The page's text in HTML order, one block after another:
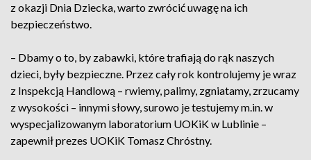
z okazji Dnia Dziecka, warto zwrócić uwagę na ich
bezpieczeństwo.
– Dbamy o to, by zabawki, które trafiają do rąk naszych
dzieci, były bezpieczne. Przez cały rok kontrolujemy je wraz
z Inspekcją Handlową – rwiemy, palimy, zgniatamy, zrzucamy
z wysokości – innymi słowy, surowo je testujemy m.in. w
wyspecjalizowanym laboratorium UOKiK w Lublinie –
zapewnił prezes UOKiK Tomasz Chróstny.